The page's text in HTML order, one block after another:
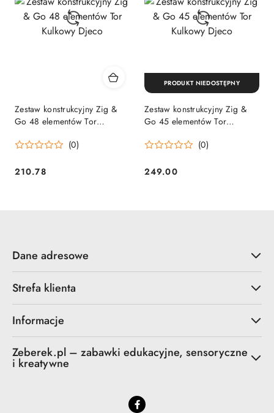
Zestaw konstrukcyjny Zig &
Go 48 elementów Tor
(0)
Cena:
210.78
Zestaw konstrukcyjny Zig &
Go 45 elementów Tor
(0)
Cena:
249.00
PRODUKT NIEDOSTĘPNY
Dane adresowe
Strefa klienta
Informacje
Zeberek.pl – zabawki edukacyjne, sensoryczne
i kreatywne